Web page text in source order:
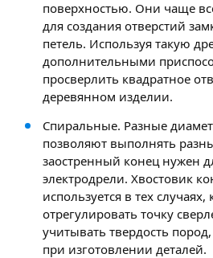
поверхностью. Они чаще
для создания отверстий
петель. Используя такую
дополнительными
просверлить квадратное
деревянном изделии.
Спиральные. Разные
позволяют выполнять
заостренный конец нужен
электродрели. Хвостовик
используется в тех
отрегулировать точку
учитывать твердость
при изготовлении деталей.